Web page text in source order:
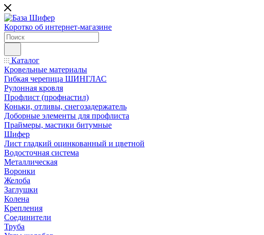
Коротко об интернет-магазине
Каталог
Кровельные материалы
Гибкая черепица ШИНГЛАС
Рулонная кровля
Профлист (профнастил)
Коньки, отливы, снегозадержатель
Доборные элементы для профлиста
Праймеры, мастики битумные
Шифер
Лист гладкий оцинкованный и цветной
Водосточная система
Металлическая
Воронки
Желоба
Заглушки
Колена
Крепления
Соединители
Труба